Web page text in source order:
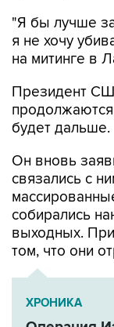
на митинге в
Президент
будет дальше.
Он вновь
собирались
выходных. При
том, что они
ХРОНИКА
Операция